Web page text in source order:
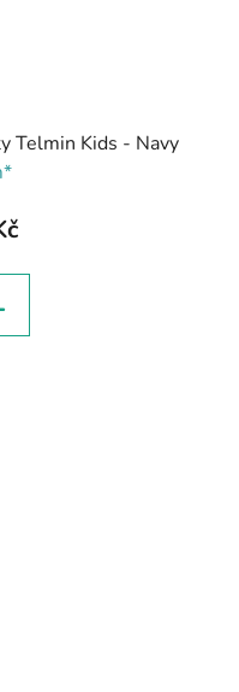
Telmin Kids - Navy